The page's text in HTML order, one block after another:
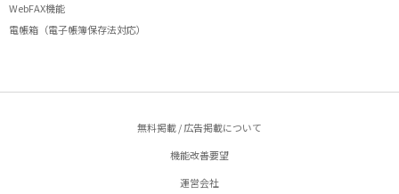
WebFAX機能
電帳箱（電子帳簿保存法対応）
無料掲載 / 広告掲載について
機能改善要望
運営会社